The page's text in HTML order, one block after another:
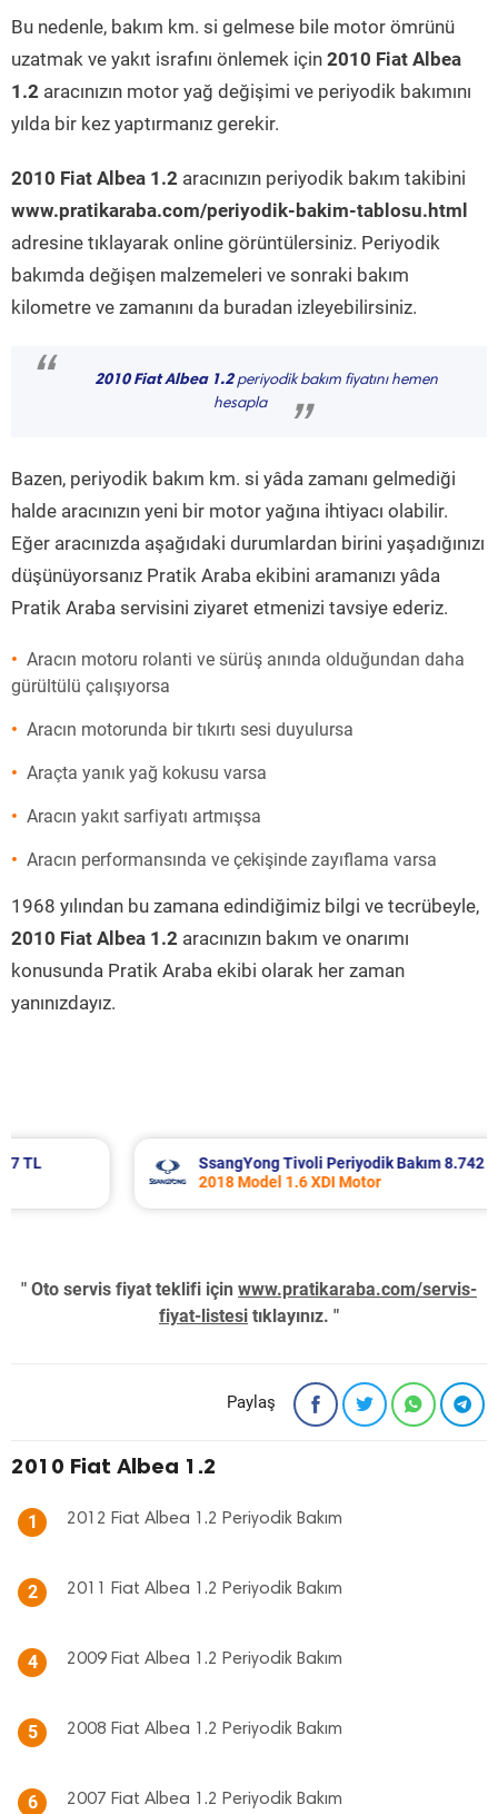
Bu nedenle, bakım km. si gelmese bile motor ömrünü
uzatmak ve yakıt israfını önlemek için 2010 Fiat Albea
1.2 aracınızın motor yağ değişimi ve periyodik bakımını
yılda bir kez yaptırmanız gerekir.
2010 Fiat Albea 1.2 aracınızın periyodik bakım takibini
www.pratikaraba.com/periyodik-bakim-tablosu.html
adresine tıklayarak online görüntülersiniz. Periyodik
bakımda değişen malzemeleri ve sonraki bakım
kilometre ve zamanını da buradan izleyebilirsiniz.
“ 2010 Fiat Albea 1.2periyodik bakım fiyatını hemen
hesapla
”
Bazen, periyodik bakım km. si yâda zamanı gelmediği
halde aracınızın yeni bir motor yağına ihtiyacı olabilir.
Eğer aracınızda aşağıdaki durumlardan birini yaşadığınızı
düşünüyorsanız Pratik Araba ekibini aramanızı yâda
Pratik Araba servisini ziyaret etmenizi tavsiye ederiz.
Aracın motoru rolanti ve sürüş anında olduğundan daha
gürültülü çalışıyorsa
Aracın motorunda bir tıkırtı sesi duyulursa
Araçta yanık yağ kokusu varsa
Aracın yakıt sarfiyatı artmışsa
Aracın performansında ve çekişinde zayıflama varsa
1968 yılından bu zamana edindiğimiz bilgi ve tecrübeyle,
2010 Fiat Albea 1.2 aracınızın bakım ve onarımı
konusunda Pratik Araba ekibi olarak her zaman
yanınızdayız.
SsangYong Tivoli Periyodik Bakım 8.742 TL
2018 Model 1.6 XDI Motor
" Oto servis fiyat teklifi için www.pratikaraba.com/servis-
fiyat-listesi tıklayınız. "
Paylaş
2010 Fiat Albea 1.2
1 2012 Fiat Albea 1.2 Periyodik Bakım
2 2011 Fiat Albea 1.2 Periyodik Bakım
4 2009 Fiat Albea 1.2 Periyodik Bakım
5 2008 Fiat Albea 1.2 Periyodik Bakım
6 2007 Fiat Albea 1.2 Periyodik Bakım